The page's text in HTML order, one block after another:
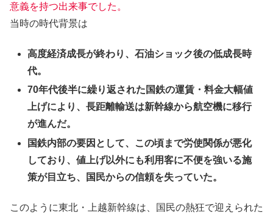
意義を持つ出来事でした。
当時の時代背景は
高度経済成長が終わり、石油ショック後の低成長時
代。
70年代後半に繰り返された国鉄の運賃・料金大幅値
上げにより、長距離輸送は新幹線から航空機に移行
が進んだ。
国鉄内部の要因として、この頃まで労使関係が悪化
しており、値上げ以外にも利用客に不便を強いる施
策が目立ち、国民からの信頼を失っていた。
このように東北・上越新幹線は、国民の熱狂で迎えられた